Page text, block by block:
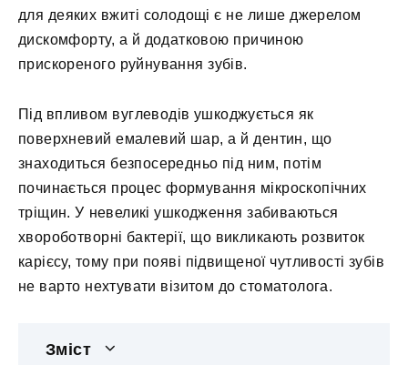
для деяких вжиті солодощі є не лише джерелом
дискомфорту, а й додатковою причиною
прискореного руйнування зубів.
Під впливом вуглеводів ушкоджується як
поверхневий емалевий шар, а й дентин, що
знаходиться безпосередньо під ним, потім
починається процес формування мікроскопічних
тріщин. У невеликі ушкодження забиваються
хвороботворні бактерії, що викликають розвиток
карієсу, тому при появі підвищеної чутливості зубів
не варто нехтувати візитом до стоматолога.
Зміст